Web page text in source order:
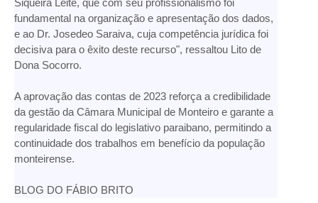
Siqueira Leite, que com seu profissionalismo foi
fundamental na organização e apresentação dos dados,
e ao Dr. Josedeo Saraiva, cuja competência jurídica foi
decisiva para o êxito deste recurso", ressaltou Lito de
Dona Socorro.
A aprovação das contas de 2023 reforça a credibilidade
da gestão da Câmara Municipal de Monteiro e garante a
regularidade fiscal do legislativo paraibano, permitindo a
continuidade dos trabalhos em benefício da população
monteirense.
BLOG DO FÁBIO BRITO